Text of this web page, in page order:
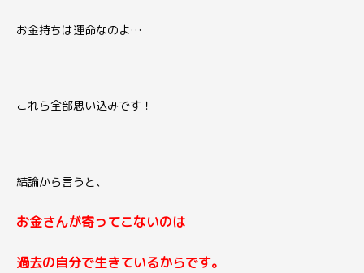
お金持ちは運命なのよ…
これら全部思い込みです！
結論から言うと、
お金さんが寄ってこないのは
過去の自分で生きているからです。